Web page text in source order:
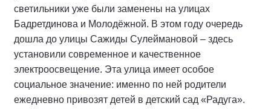
светильники уже были заменены на улицах
Бадретдинова и Молодёжной. В этом году очередь
дошла до улицы Сажиды Сулеймановой – здесь
установили современное и качественное
электроосвещение. Эта улица имеет особое
социальное значение: именно по ней родители
ежедневно привозят детей в детский сад «Радуга».